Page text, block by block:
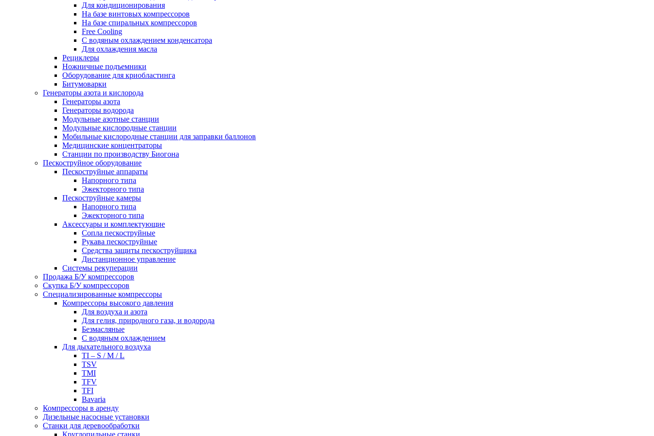
Для кондиционирования
На базе винтовых компрессоров
На базе спиральных компрессоров
Free Cooling
С водяным охлаждением конденсатора
Для охлаждения масла
Рециклеры
Ножничные подъемники
Оборудование для криобластинга
Битумоварки
Генераторы азота и кислорода
Генераторы азота
Генераторы водорода
Модульные азотные станции
Модульные кислородные станции
Мобильные кислородные станции для заправки баллонов
Медицинские концентраторы
Станции по производству Биогона
Пескоструйное оборудование
Пескоструйные аппараты
Напорного типа
Эжекторного типа
Пескоструйные камеры
Напорного типа
Эжекторного типа
Аксессуары и комплектующие
Сопла пескоструйные
Рукава пескоструйные
Средства защиты пескоструйщика
Дистанционное управление
Системы рекуперации
Продажа Б/У компрессоров
Скупка Б/У компрессоров
Специализированные компрессоры
Компрессоры высокого давления
Для воздуха и азота
Для гелия, природного газа, и водорода
Безмасляные
С водяным охлаждением
Для дыхательного воздуха
TI – S / M / L
TSV
TMI
TFV
TFI
Bavaria
Компрессоры в аренду
Дизельные насосные установки
Станки для деревообработки
Круглопильные станки